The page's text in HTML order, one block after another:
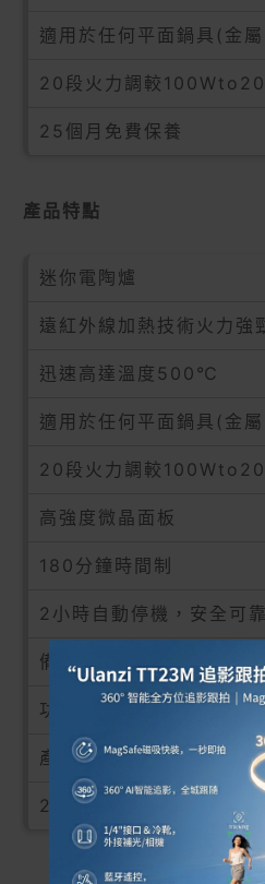
適用於任何平面鍋具(金
20段火力調較
25個月免費保養
產品特點
迷你電陶爐
遠紅外線加熱技術火力強
迅速高達溫度500℃
適用於任何平面鍋具(金
20段火力調較
高強度微晶面板
180分鐘時間制
2小時自動停機，安全可靠
備有手把，方便使用
功率:2000瓦
產品呎吋
25個月免費保養